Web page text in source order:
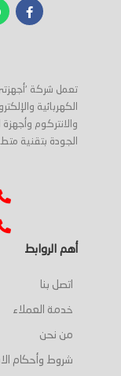
تعمل شركة
الكهربائية
والانتركوم وأجهزة
الجودة بتقنية
أهم الروابط
اتصل بنا
خدمة العملاء
من نحن
شروط وأحكام